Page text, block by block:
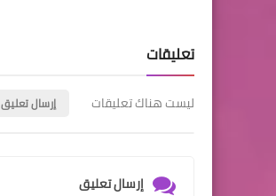
تعليقات
ليست هناك تعليقات إرسال تعليق
إرسال تعليق